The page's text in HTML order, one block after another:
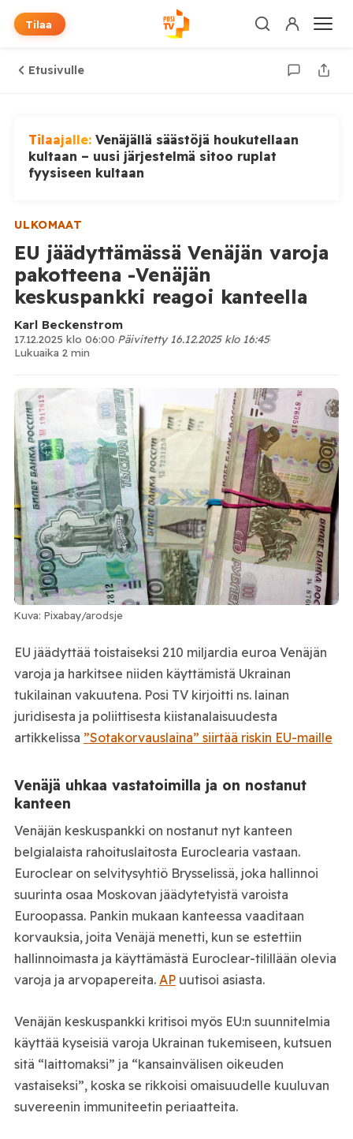
Tilaa
Etusivulle
Tilaajalle: Venäjällä säästöjä houkutellaan
kultaan – uusi järjestelmä sitoo ruplat
fyysiseen kultaan
ULKOMAAT
EU jäädyttämässä Venäjän varoja
pakotteena -Venäjän
keskuspankki reagoi kanteella
Karl Beckenstrom
17.12.2025 klo 06:00·Päivitetty 16.12.2025 klo 16:45·
Lukuaika 2 min
Kuva: Pixabay/arodsje
EU jäädyttää toistaiseksi 210 miljardia euroa Venäjän
varoja ja harkitsee niiden käyttämistä Ukrainan
tukilainan vakuutena. Posi TV kirjoitti ns. lainan
juridisesta ja poliittisesta kiistanalaisuudesta
artikkelissa ”Sotakorvauslaina” siirtää riskin EU-maille
Venäjä uhkaa vastatoimilla ja on nostanut
kanteen
Venäjän keskuspankki on nostanut nyt kanteen
belgialaista rahoituslaitosta Euroclearia vastaan.
Euroclear on selvitysyhtiö Brysselissä, joka hallinnoi
suurinta osaa Moskovan jäädytetyistä varoista
Euroopassa. Pankin mukaan kanteessa vaaditaan
korvauksia, joita Venäjä menetti, kun se estettiin
hallinnoimasta ja käyttämästä Euroclear-tilillään olevia
varoja ja arvopapereita. APuutisoi asiasta.
Venäjän keskuspankki kritisoi myös EU:n suunnitelmia
käyttää kyseisiä varoja Ukrainan tukemiseen, kutsuen
sitä “laittomaksi” ja “kansainvälisen oikeuden
vastaiseksi”, koska se rikkoisi omaisuudelle kuuluvan
suvereenin immuniteetin periaatteita.